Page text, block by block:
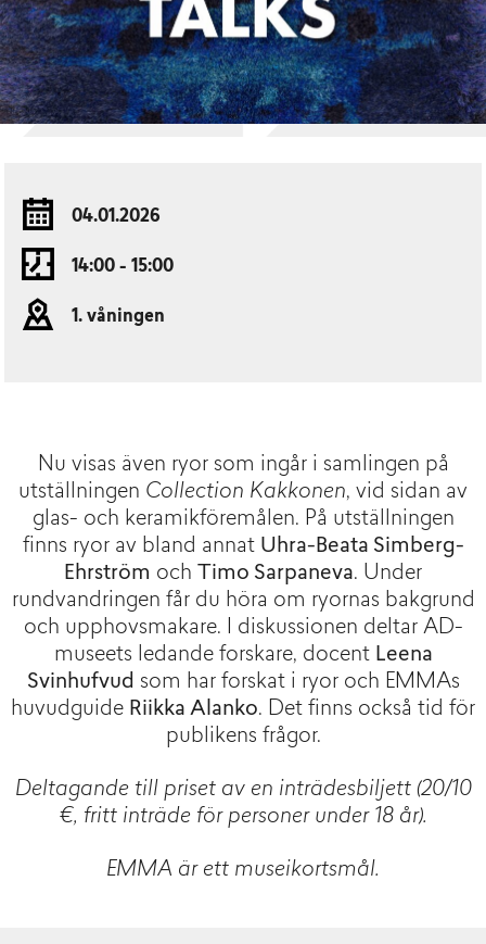
04.01.2026
14:00 - 15:00
1. våningen
Nu visas även ryor som ingår i samlingen på
utställningen Collection Kakkonen, vid sidan av
glas- och keramikföremålen. På utställningen
finns ryor av bland annat Uhra-Beata Simberg-
Ehrström och Timo Sarpaneva. Under
rundvandringen får du höra om ryornas bakgrund
och upphovsmakare. I diskussionen deltar AD-
museets ledande forskare, docent Leena
Svinhufvud som har forskat i ryor och EMMAs
huvudguide Riikka Alanko. Det finns också tid för
publikens frågor.
Deltagande till priset av en inträdesbiljett (20/10
€, fritt inträde för personer under 18 år).
EMMA är ett museikortsmål.